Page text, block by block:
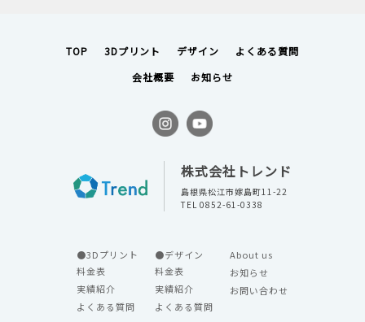
TOP 3Dプリント デザイン
よくある質問
会社概要
お知らせ
株式会社トレンド
島根県松江市嫁島町11-22
TEL 0852-61-0338
●3Dプリント
料金表
実績紹介
よくある質問
●デザイン
料金表
実績紹介
よくある質問
About us
お知らせ
お問い合わせ